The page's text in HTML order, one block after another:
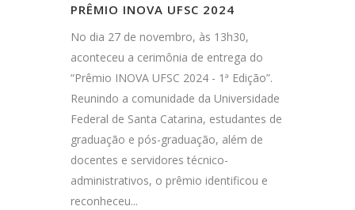
PRÊMIO INOVA UFSC 2024
No dia 27 de novembro, às 13h30,
aconteceu a cerimônia de entrega do
“Prêmio INOVA UFSC 2024 - 1ª Edição”.
Reunindo a comunidade da Universidade
Federal de Santa Catarina, estudantes de
graduação e pós-graduação, além de
docentes e servidores técnico-
administrativos, o prêmio identificou e
reconheceu...